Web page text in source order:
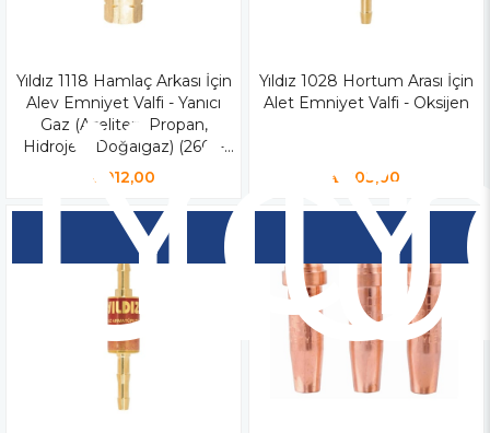
Yıldız 1118 Hamlaç Arkası İçin
Alev Emniyet Valfi - Yanıcı
Gaz (Aseliten, Propan,
Hidrojen, Doğalgaz) (2601-
4511 - 4512 - 4541)
₺912,00
Yıldız 1028 Hortum Arası İçin
Alet Emniyet Valfi - Oksijen
₺803,00